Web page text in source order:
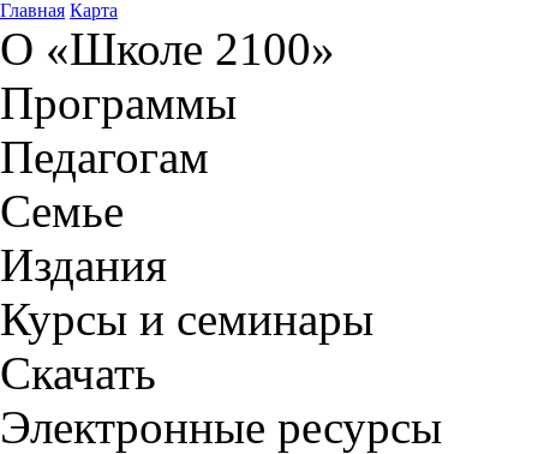
Главная Карта
О «Школе 2100»
Программы
Педагогам
Семье
Издания
Курсы и семинары
Скачать
Электронные ресурсы